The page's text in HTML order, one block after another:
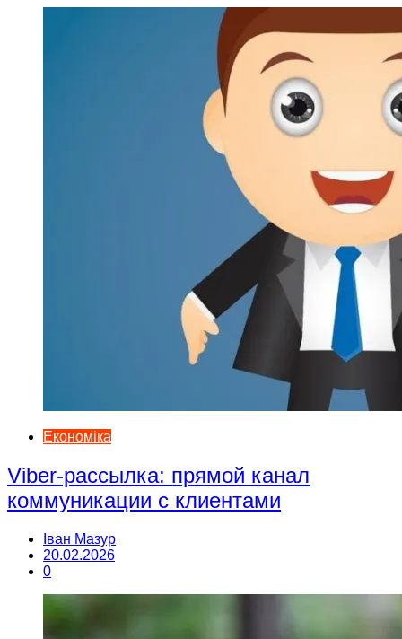
Економіка
Viber-рассылка: прямой канал
коммуникации с клиентами
Іван Мазур
20.02.2026
0